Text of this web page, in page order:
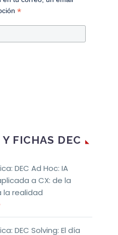
*
FICHAS DEC
DEC Ad Hoc: IA
a CX: de la
la realidad
DEC Solving: El día